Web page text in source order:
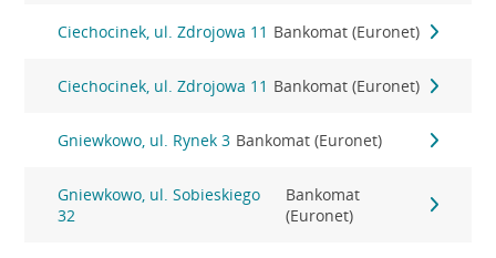
Ciechocinek, ul. Zdrojowa 11 Bankomat (Euronet)
Ciechocinek, ul. Zdrojowa 11 Bankomat (Euronet)
Gniewkowo, ul. Rynek 3 Bankomat (Euronet)
Gniewkowo, ul. Sobieskiego
32
Bankomat
(Euronet)